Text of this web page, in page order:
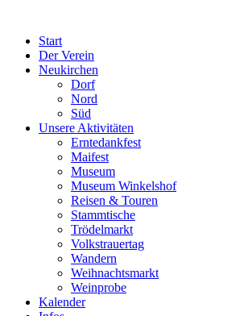
Start
Der Verein
Neukirchen
Dorf
Nord
Süd
Unsere Aktivitäten
Erntedankfest
Maifest
Museum
Museum Winkelshof
Reisen & Touren
Stammtische
Trödelmarkt
Volkstrauertag
Wandern
Weihnachtsmarkt
Weinprobe
Kalender